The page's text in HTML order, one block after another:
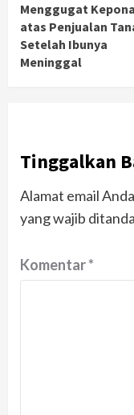
Menggugat
atas Penjualan
Setelah Ibunya
Meninggal
Tinggalkan
Alamat email
yang wajib
Komentar*